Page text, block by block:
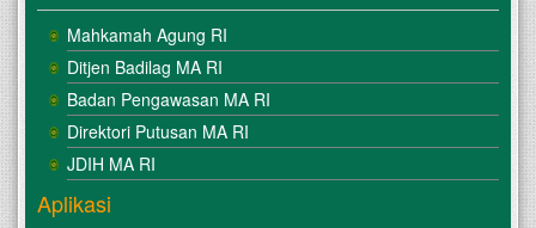
Mahkamah Agung RI
Ditjen Badilag MA RI
Badan Pengawasan MA RI
Direktori Putusan MA RI
JDIH MA RI
Aplikasi